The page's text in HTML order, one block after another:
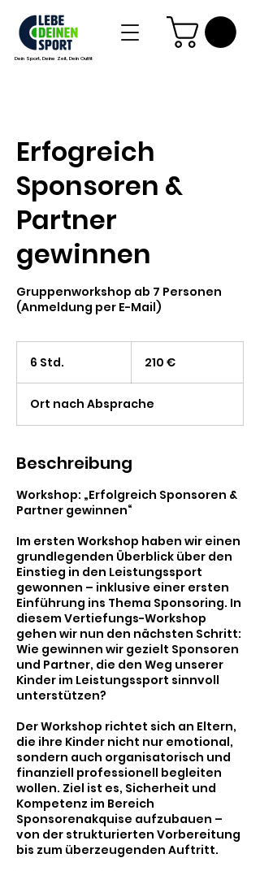
Dein Sport, Deine Zeit, Dein Outfit
Erfogreich
Sponsoren &
Partner
gewinnen
Gruppenworkshop ab 7 Personen
(Anmeldung per E-Mail)
6 Std.
d
.
210 €
Ort nach Absprache
Beschreibung
Workshop: „Erfolgreich Sponsoren &
Partner gewinnen“
Im ersten Workshop haben wir einen
grundlegenden Überblick über den
Einstieg in den Leistungssport
gewonnen – inklusive einer ersten
Einführung ins Thema Sponsoring. In
diesem Vertiefungs-Workshop
gehen wir nun den nächsten Schritt:
Wie gewinnen wir gezielt Sponsoren
und Partner, die den Weg unserer
Kinder im Leistungssport sinnvoll
unterstützen?
Der Workshop richtet sich an Eltern,
die ihre Kinder nicht nur emotional,
sondern auch organisatorisch und
finanziell professionell begleiten
wollen. Ziel ist es, Sicherheit und
Kompetenz im Bereich
Sponsorenakquise aufzubauen –
von der strukturierten Vorbereitung
bis zum überzeugenden Auftritt.